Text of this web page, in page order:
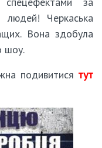
людей! Черкаська
Вона здобула
шоу.
подивитися тут